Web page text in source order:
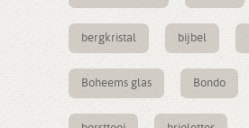
bergkristal bijbel
Boheems glas Bondo